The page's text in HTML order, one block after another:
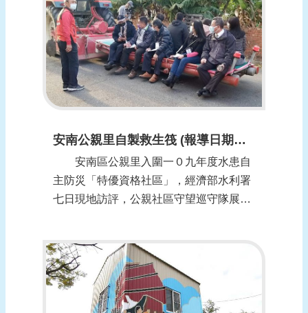
能。 今日的說明會由王藝峰與高雄市
政府副...
安南公親里自製救生筏 (報導日期：1100108)
安南區公親里入圍一０九年度水患自
主防災「特優資格社區」，經濟部水利署
七日現地訪評，公親社區守望巡守隊展示
災害發生及時保全人命的重要作為。
經濟部水利署辦理「一０八年度水患自主
防災社區評鑑」，從全國三十一個社區評
選十個「特...